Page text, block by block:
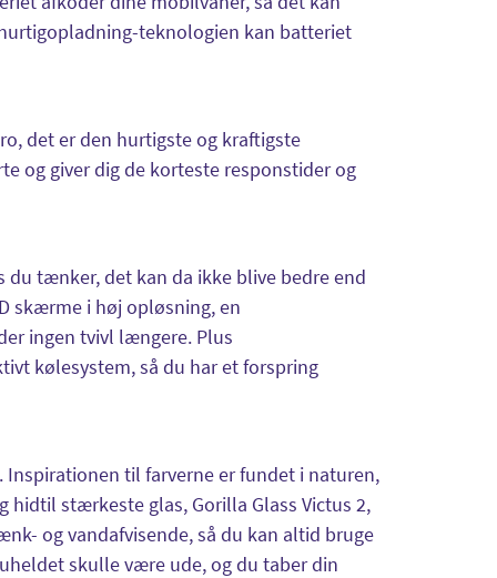
teknologien kan batteriet
det er den hurtigste og kraftigste
og giver dig de korteste responstider og
du tænker, det kan da ikke blive bedre end
skærme i høj opløsning, en
ingen tvivl længere. Plus
kølesystem, så du har et forspring
Inspirationen til farverne er fundet i naturen,
hidtil stærkeste glas, Gorilla Glass Victus 2,
og vandafvisende, så du kan altid bruge
skulle være ude, og du taber din